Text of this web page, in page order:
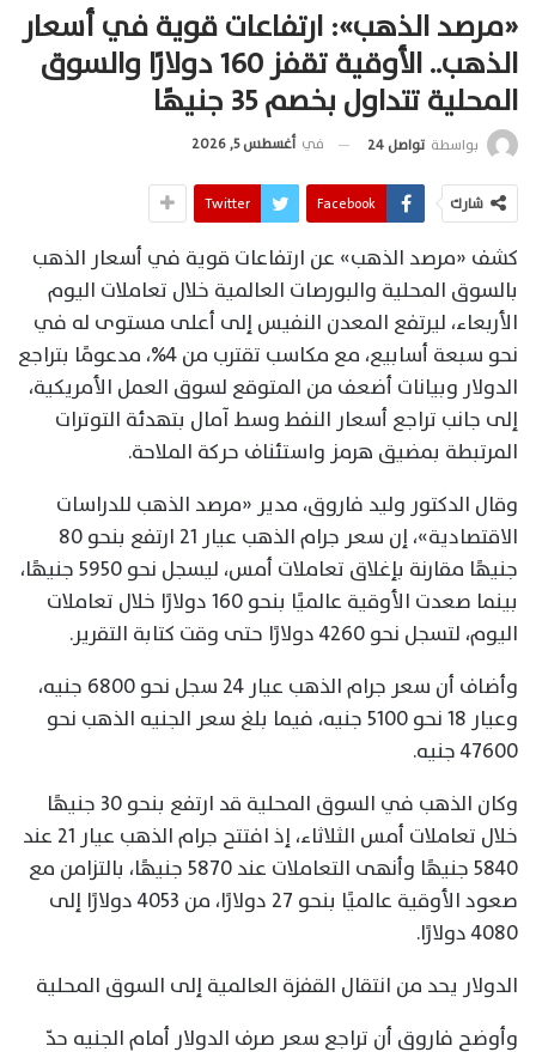
«مرصد الذهب»: ارتفاعات قوية في أسعار
الذهب.. الأوقية تقفز 160 دولارًا والسوق
المحلية تتداول بخصم 35 جنيهًا
بواسطة تواصل 24 في أغسطس 5, 2026
شارك Facebook
Twitter
كشف «مرصد الذهب» عن ارتفاعات قوية في أسعار الذهب
بالسوق المحلية والبورصات العالمية خلال تعاملات اليوم
الأربعاء، ليرتفع المعدن النفيس إلى أعلى مستوى له في
نحو سبعة أسابيع، مع مكاسب تقترب من 4%، مدعومًا بتراجع
الدولار وبيانات أضعف من المتوقع لسوق العمل الأمريكية،
إلى جانب تراجع أسعار النفط وسط آمال بتهدئة التوترات
المرتبطة بمضيق هرمز واستئناف حركة الملاحة.
وقال الدكتور وليد فاروق، مدير «مرصد الذهب للدراسات
الاقتصادية»، إن سعر جرام الذهب عيار 21 ارتفع بنحو 80
جنيهًا مقارنة بإغلاق تعاملات أمس، ليسجل نحو 5950 جنيهًا،
بينما صعدت الأوقية عالميًا بنحو 160 دولارًا خلال تعاملات
اليوم، لتسجل نحو 4260 دولارًا حتى وقت كتابة التقرير.
وأضاف أن سعر جرام الذهب عيار 24 سجل نحو 6800 جنيه،
وعيار 18 نحو 5100 جنيه، فيما بلغ سعر الجنيه الذهب نحو
47600 جنيه.
وكان الذهب في السوق المحلية قد ارتفع بنحو 30 جنيهًا
خلال تعاملات أمس الثلاثاء، إذ افتتح جرام الذهب عيار 21 عند
5840 جنيهًا وأنهى التعاملات عند 5870 جنيهًا، بالتزامن مع
صعود الأوقية عالميًا بنحو 27 دولارًا، من 4053 دولارًا إلى
4080 دولارًا.
الدولار يحد من انتقال القفزة العالمية إلى السوق المحلية
وأوضح فاروق أن تراجع سعر صرف الدولار أمام الجنيه حدّ